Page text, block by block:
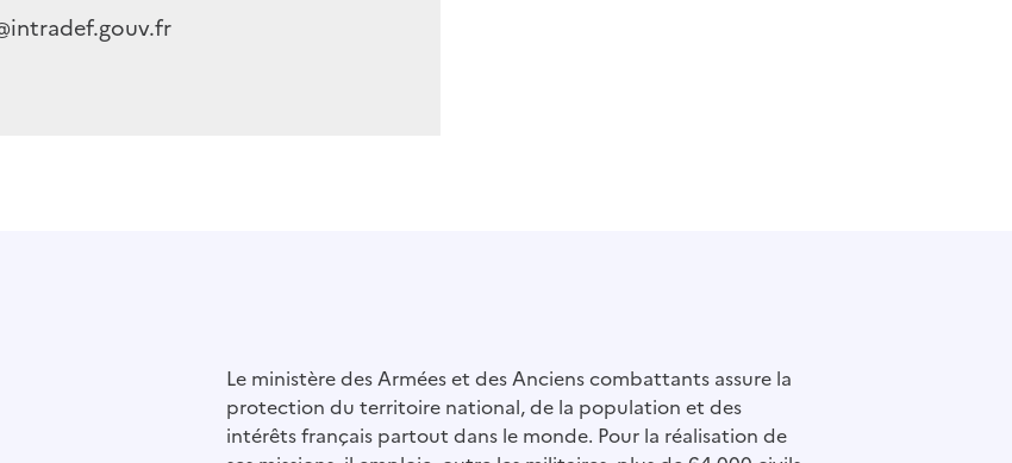
Le ministère des Armées et des Anciens combattants assure la
protection du territoire national, de la population et des
intérêts français partout dans le monde. Pour la réalisation de